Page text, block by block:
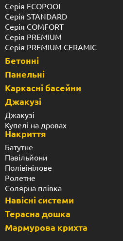
Серія ECOPOOL
Серія STANDARD
Серія COMFORT
Серія PREMIUM
Серія PREMIUM CERAMIC
Бетонні
Панельні
Каркасні басейни
Джакузі
Джакузі
Купелі на дровах
Накриття
Батутне
Павільйони
Полівінілове
Ролетне
Солярна плівка
Навісні системи
Терасна дошка
Мармурова крихта